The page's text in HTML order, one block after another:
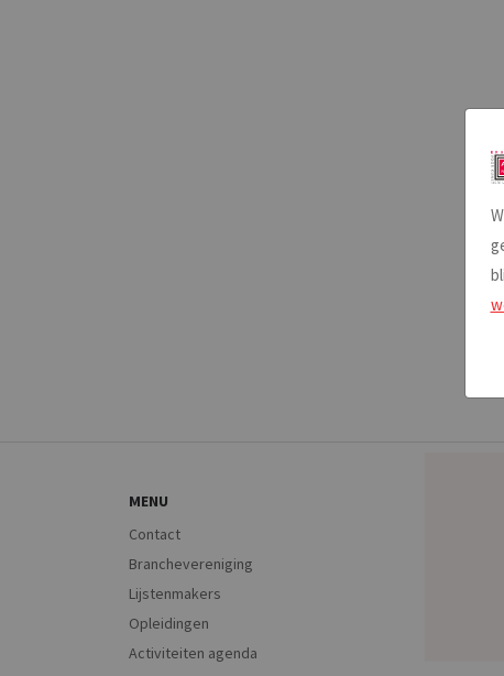
MENU
Contact
Branchevereniging
Lijstenmakers
Opleidingen
Activiteiten agenda